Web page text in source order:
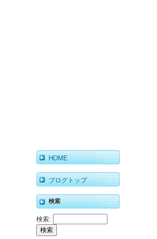
HOME
ブログトップ
検索
検索: